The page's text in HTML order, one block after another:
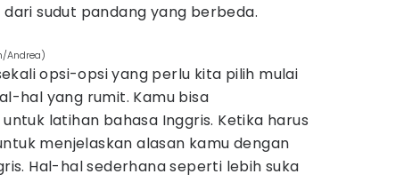
sudut pandang yang berbeda.
Andrea)
opsi-opsi yang perlu kita pilih mulai
hal yang rumit. Kamu bisa
latihan bahasa Inggris. Ketika harus
menjelaskan alasan kamu dengan
Hal-hal sederhana seperti lebih suka